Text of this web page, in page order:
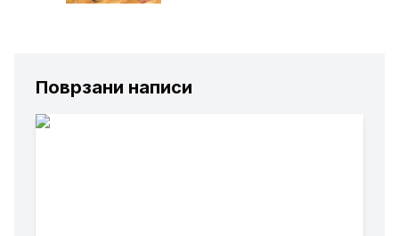
Поврзани написи